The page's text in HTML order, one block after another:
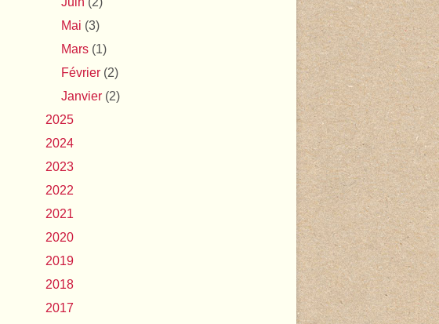
Mai (3)
Mars (1)
Février (2)
Janvier (2)
2025
2024
2023
2022
2021
2020
2019
2018
2017